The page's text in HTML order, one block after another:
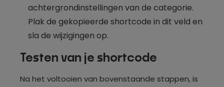
achtergrondinstellingen van de categorie.
Plak de gekopieerde shortcode in dit veld en
sla de wijzigingen op.
Testen van je shortcode
Na het voltooien van bovenstaande stappen, is